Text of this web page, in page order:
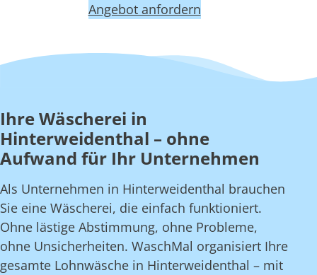
Angebot anfordern
Ihre Wäscherei in
Hinterweidenthal – ohne
Aufwand für Ihr Unternehmen
Als Unternehmen in Hinterweidenthal brauchen
Sie eine Wäscherei, die einfach funktioniert.
Ohne lästige Abstimmung, ohne Probleme,
ohne Unsicherheiten. WaschMal organisiert Ihre
gesamte Lohnwäsche in Hinterweidenthal – mit